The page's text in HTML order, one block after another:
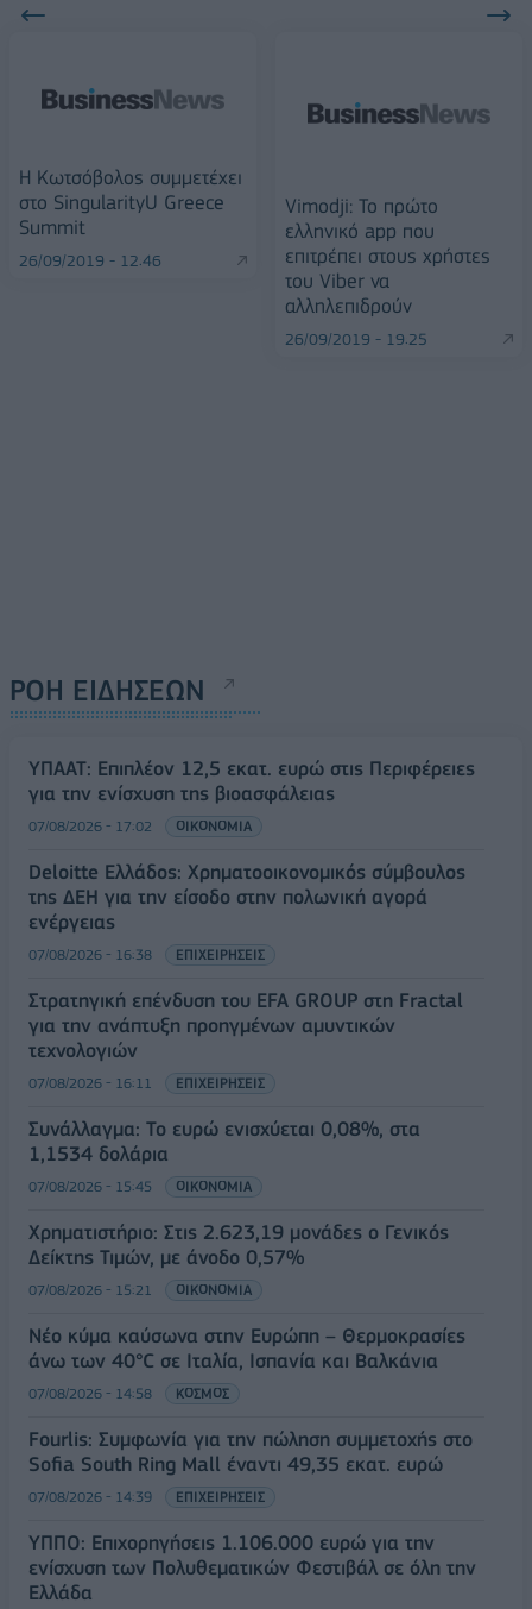
Η Κωτσόβολος συμμετέχει
στο SingularityU Greece
Summit
26/09/2019 - 12:46
Vimodji: Το πρώτο
ελληνικό app που
επιτρέπει στους χρήστες
του Viber να
αλληλεπιδρούν
26/09/2019 - 19:25
ΡΟΗ ΕΙΔΗΣΕΩΝ
ΥΠΑΑΤ: Επιπλέον 12,5 εκατ. ευρώ στις Περιφέρειες
για την ενίσχυση της βιοασφάλειας
07/08/2026 - 17:02 ΟΙΚΟΝΟΜΙΑ
Deloitte Ελλάδος: Χρηματοοικονομικός σύμβουλος
της ΔΕΗ για την είσοδο στην πολωνική αγορά
ενέργειας
07/08/2026 - 16:38 ΕΠΙΧΕΙΡΗΣΕΙΣ
Στρατηγική επένδυση του EFA GROUP στη Fractal
για την ανάπτυξη προηγμένων αμυντικών
τεχνολογιών
07/08/2026 - 16:11 ΕΠΙΧΕΙΡΗΣΕΙΣ
Συνάλλαγμα: Το ευρώ ενισχύεται 0,08%, στα
1,1534 δολάρια
07/08/2026 - 15:45 ΟΙΚΟΝΟΜΙΑ
Χρηματιστήριο: Στις 2.623,19 μονάδες ο Γενικός
Δείκτης Τιμών, με άνοδο 0,57%
07/08/2026 - 15:21 ΟΙΚΟΝΟΜΙΑ
Νέο κύμα καύσωνα στην Ευρώπη – Θερμοκρασίες
άνω των 40°C σε Ιταλία, Ισπανία και Βαλκάνια
07/08/2026 - 14:58 ΚΟΣΜΟΣ
Fourlis: Συμφωνία για την πώληση συμμετοχής στο
Sofia South Ring Mall έναντι 49,35 εκατ. ευρώ
07/08/2026 - 14:39 ΕΠΙΧΕΙΡΗΣΕΙΣ
ΥΠΠΟ: Επιχορηγήσεις 1.106.000 ευρώ για την
ενίσχυση των Πολυθεματικών Φεστιβάλ σε όλη την
Ελλάδα